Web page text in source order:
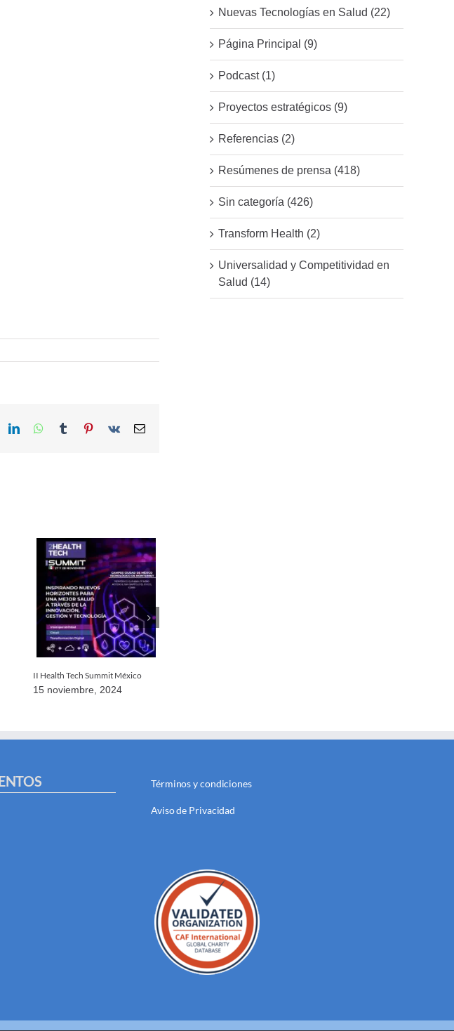
LinkedInWhatsApp
Tumblr Pinterest
Vk Email
II Health Tech Summit México
15 noviembre, 2024
Nuevas Tecnologías en Salud (22)
Página Principal (9)
Podcast (1)
Proyectos estratégicos (9)
Referencias (2)
Resúmenes de prensa (418)
Sin categoría (426)
Transform Health (2)
Universalidad y Competitividad en
Salud (14)
Términos y condiciones
Aviso de Privacidad